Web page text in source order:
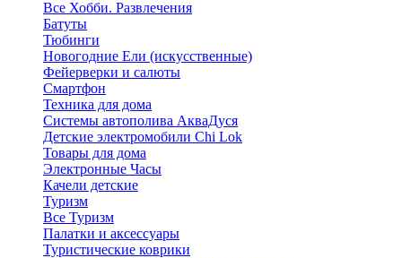
Все Хобби. Развлечения
Батуты
Тюбинги
Новогодние Ели (искусственные)
Фейерверки и салюты
Смартфон
Техника для дома
Системы автополива АкваДуся
Детские электромобили Chi Lok
Товары для дома
Электронные Часы
Качели детские
Туризм
Все Туризм
Палатки и аксессуары
Туристические коврики